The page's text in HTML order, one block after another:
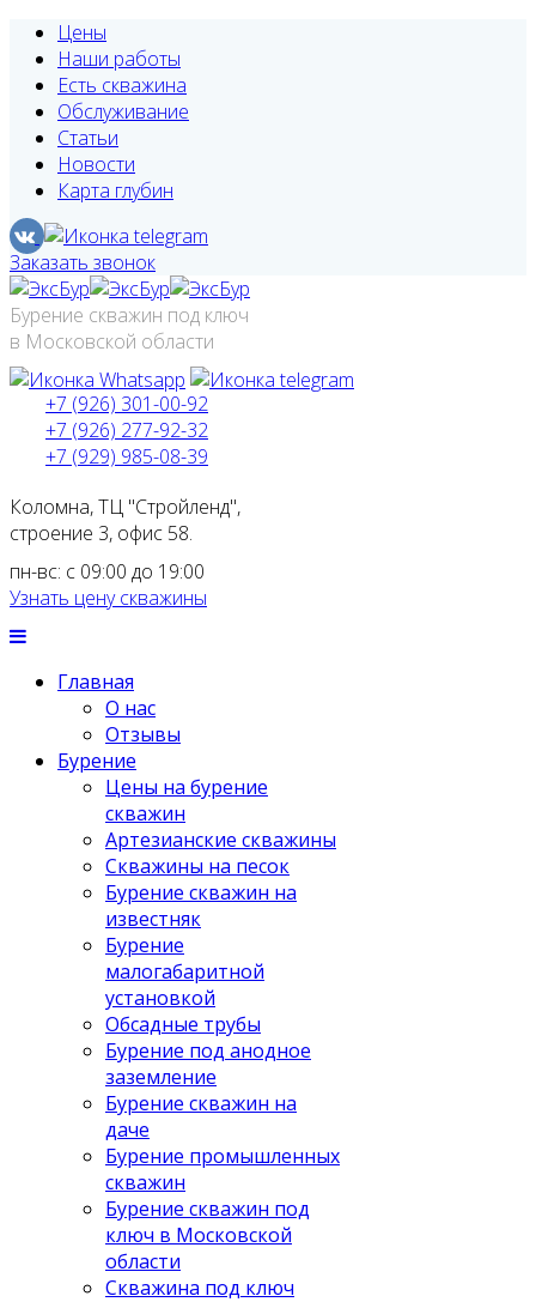
Цены
Наши работы
Есть скважина
Обслуживание
Статьи
Новости
Карта глубин
Заказать звонок
Бурение скважин под ключ
в Московской области
+7 (926) 301-00-92
+7 (926) 277-92-32
+7 (929) 985-08-39
Коломна, ТЦ "Стройленд",
строение 3, офис 58.
пн-вс: с 09:00 до 19:00
Узнать цену скважины
Главная
О нас
Отзывы
Бурение
Цены на бурение
скважин
Артезианские скважины
Скважины на песок
Бурение скважин на
известняк
Бурение
малогабаритной
установкой
Обсадные трубы
Бурение под анодное
заземление
Бурение скважин на
даче
Бурение промышленных
скважин
Бурение скважин под
ключ в Московской
области
Скважина под ключ